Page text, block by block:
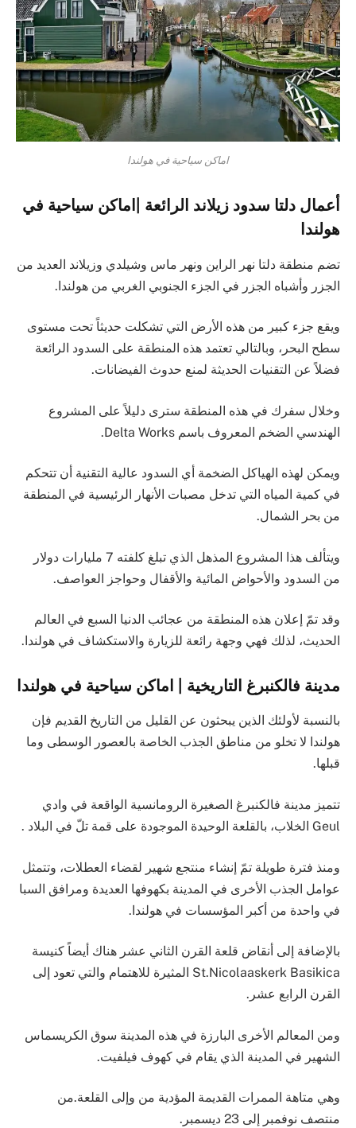
اماكن سياحية في هولندا
أعمال دلتا سدود زيلاند الرائعة |اماكن سياحية في
هولندا
تضم منطقة دلتا نهر الراين ونهر ماس وشيلدي وزيلاند العديد من
الجزر وأشباه الجزر في الجزء الجنوبي الغربي من هولندا.
ويقع جزء كبير من هذه الأرض التي تشكلت حديثاً تحت مستوى
سطح البحر، وبالتالي تعتمد هذه المنطقة على السدود الرائعة
فضلاً عن التقنيات الحديثة لمنع حدوث الفيضانات.
وخلال سفرك في هذه المنطقة سترى دليلاً على المشروع
الهندسي الضخم المعروف باسم Delta Works.
ويمكن لهذه الهياكل الضخمة أي السدود عالية التقنية أن تتحكم
في كمية المياه التي تدخل مصبات الأنهار الرئيسية في المنطقة
من بحر الشمال.
ويتألف هذا المشروع المذهل الذي تبلغ كلفته 7 مليارات دولار
من السدود والأحواض المائية والأقفال وحواجز العواصف.
وقد تمّ إعلان هذه المنطقة من عجائب الدنيا السبع في العالم
الحديث، لذلك فهي وجهة رائعة للزيارة والاستكشاف في هولندا.
مدينة فالكنبرغ التاريخية | اماكن سياحية في هولندا
بالنسبة لأولئك الذين يبحثون عن القليل من التاريخ القديم فإن
هولندا لا تخلو من مناطق الجذب الخاصة بالعصور الوسطى وما
قبلها.
تتميز مدينة فالكنبرغ الصغيرة الرومانسية الواقعة في وادي
Geul الخلاب، بالقلعة الوحيدة الموجودة على قمة تلّ في البلاد .
ومنذ فترة طويلة تمّ إنشاء منتجع شهير لقضاء العطلات، وتتمثل
عوامل الجذب الأخرى في المدينة بكهوفها العديدة ومرافق السبا
في واحدة من أكبر المؤسسات في هولندا.
بالإضافة إلى أنقاض قلعة القرن الثاني عشر هناك أيضاً كنيسة
St.Nicolaaskerk Basikica المثيرة للاهتمام والتي تعود إلى
القرن الرابع عشر.
ومن المعالم الأخرى البارزة في هذه المدينة سوق الكريسماس
الشهير في المدينة الذي يقام في كهوف فيلفيت.
وهي متاهة الممرات القديمة المؤدية من وإلى القلعة.من
منتصف نوفمبر إلى 23 ديسمبر.